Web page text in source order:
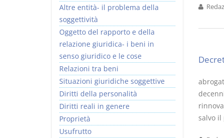
salvo il
Altre entità- il problema della
soggettività
Oggetto del rapporto e della
relazione giuridica- i beni in
senso giuridico e le cose
Relazioni tra beni
Situazioni giuridiche soggettive
Diritti della personalità
Diritti reali in genere
Proprietà
Usufrutto
I Vincoli Preliminari
Versione ebook€ 4,19
Usufrutto Uso e
Abitazione
Versione ebook
€ 4,19
(iva incl.)